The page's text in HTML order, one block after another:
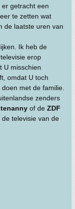
getracht een
te zetten wat
de laatste uren van
Ik heb de
erop
U misschien
omdat U toch
met de familie.
zenders
of de ZDF
de televisie van de